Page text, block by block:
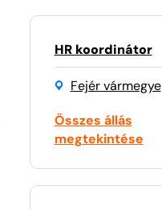
HR koordinátor
Fejér vármegye
Összes állás
megtekintése